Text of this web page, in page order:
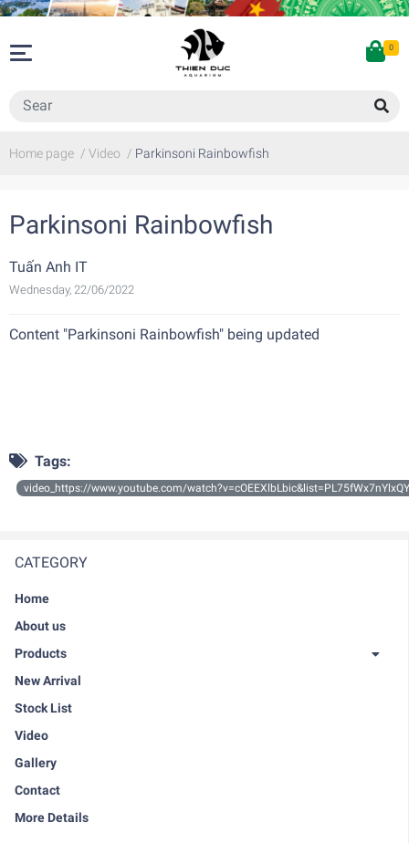
0
Home page / Video / Parkinsoni Rainbowfish
CATEGORY
Home
About us
Products
New Arrival
Stock List
Video
Gallery
Contact
More Details
Parkinsoni Rainbowfish
Tuấn Anh IT
Wednesday, 22/06/2022
Content "Parkinsoni Rainbowfish" being updated
Tags:
video_https://www.youtube.com/